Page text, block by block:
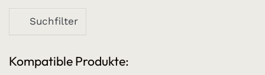
Suchfilter
Kompatible Produkte: